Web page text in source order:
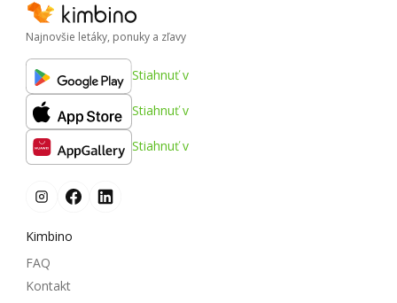
Najnovšie letáky, ponuky a zľavy
Stiahnuť v
Stiahnuť v
Stiahnuť v
Kimbino
FAQ
Kontakt